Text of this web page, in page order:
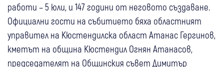
работи – 5 юли, и 147 години от неговото създаване.
Официални гости на събитието бяха областният
управител на Кюстендилска област Атанас Гергинов,
кметът на община Кюстендил Огнян Атанасов,
председателят на Общинския съвет Димитър